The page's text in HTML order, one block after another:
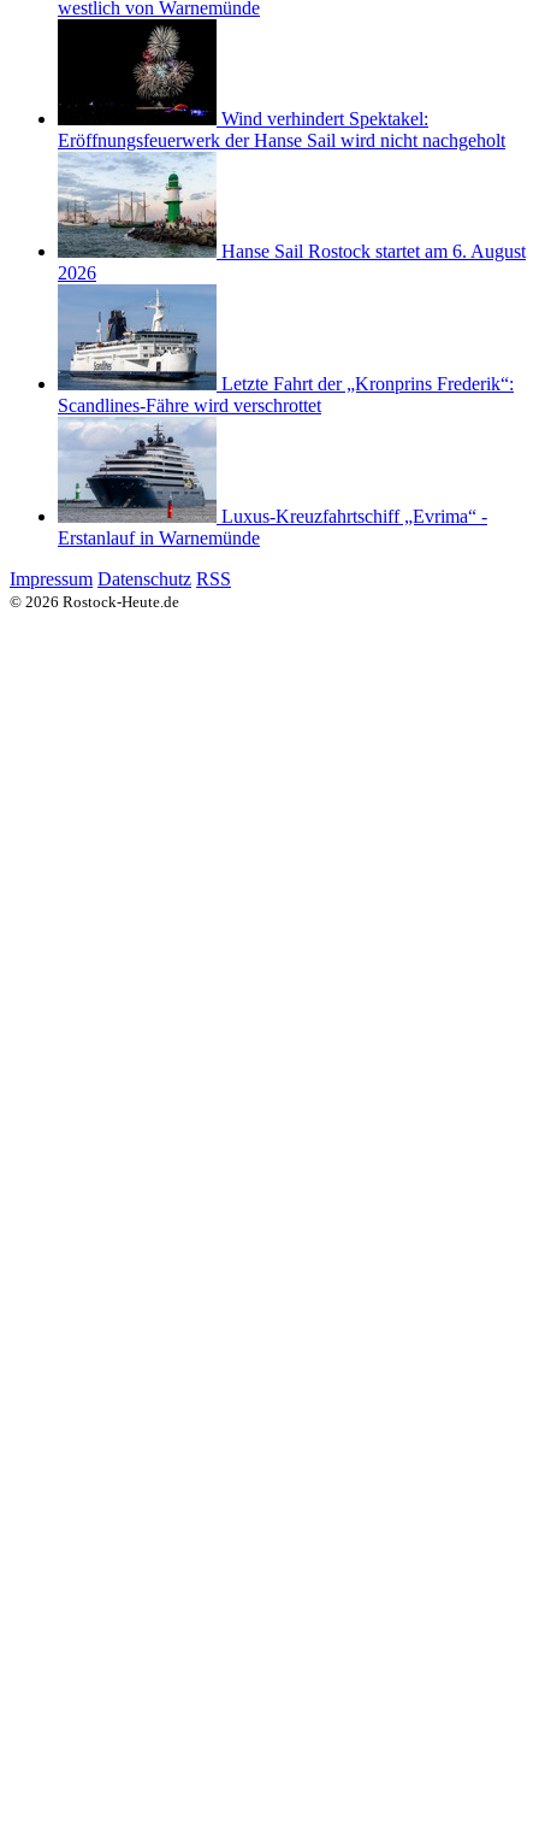
westlich von Warnemünde
Wind verhindert Spektakel:
Eröffnungsfeuerwerk der Hanse Sail wird nicht nachgeholt
Hanse Sail Rostock startet am 6. August
2026
Letzte Fahrt der „Kronprins Frederik“:
Scandlines-Fähre wird verschrottet
Luxus-Kreuzfahrtschiff „Evrima“ -
Erstanlauf in Warnemünde
Impressum Datenschutz RSS
© 2026 Rostock-Heute.de